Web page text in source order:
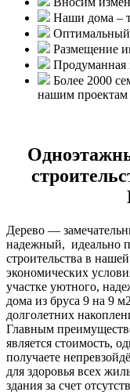
Наши дома –
Оптимальный
Размещение
Продуманная
Более 2000
нашим проектам
Дерево —
надежный, идеально
строительства в
экономических
участке уютного,
дома из бруса 9 на 9
долголетних
Главным
является стоимость,
получаете
для здоровья всех
здания за счет